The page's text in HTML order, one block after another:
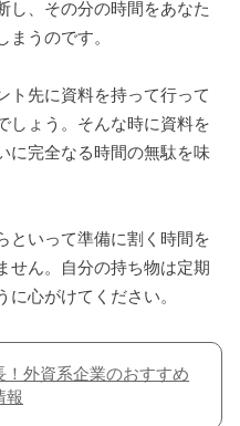
し、その分の時間をあなた
うのです。
ト先に資料を持って行って
しょう。そんな時に資料を
に完全なる時間の無駄を味
といって準備に割く時間を
せん。自分の持ち物は定期
心がけてください。
外資系企業のおすすめ
報